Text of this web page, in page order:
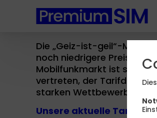
Die „Geiz-ist-geil“-
noch niedrigere Preise –
Mobilfunkmarkt ist
vertreten, der
starken Wettbewerb der
Unsere aktuelle Tarif-